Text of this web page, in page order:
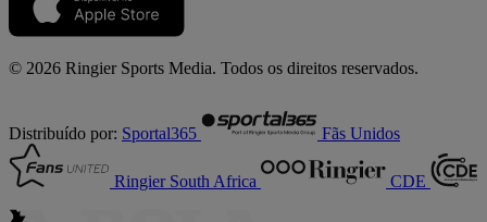
© 2026 Ringier Sports Media. Todos os direitos reservados.
Distribuído por: Sportal365 Fãs Unidos
Ringier South Africa CDE